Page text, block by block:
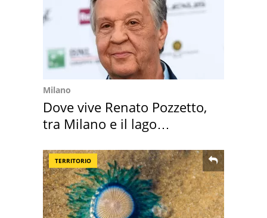
Milano
Dove vive Renato Pozzetto,
tra Milano e il lago
TERRITORIO